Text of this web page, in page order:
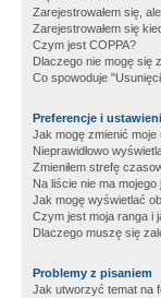
Zarejestrowałem się,
Zarejestrowałem się
Czym jest COPPA?
Dlaczego nie mogę się
Co spowoduje
Preferencje i
Jak mogę zmienić moje
Nieprawidłowo
Zmieniłem strefę
Na liście nie ma mojego
Jak mogę wyświetlać
Czym jest moja ranga i
Dlaczego muszę się
Problemy z pisaniem
Jak utworzyć temat na